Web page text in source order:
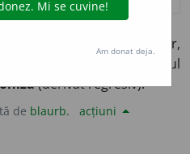
în studio a dialogurilor,
film, în funcție de ritmul
(derivat regresiv).
de blaurb. acțiuni
Am donat deja.